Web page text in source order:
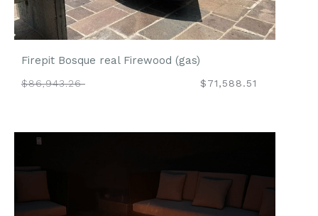
Firepit Bosque real Firewood (gas)
$86,943.26 $71,588.51